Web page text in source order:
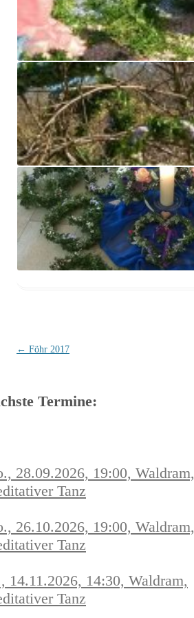
Beitragsnavigation
← Föhr 2017
Termine:
28.09.2026, 19:00, Waldram,
Tanz
26.10.2026, 19:00, Waldram,
Tanz
14.11.2026, 14:30, Waldram,
Tanz